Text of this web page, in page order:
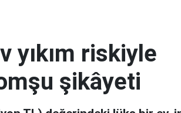
yıkım riskiyle
şikâyeti